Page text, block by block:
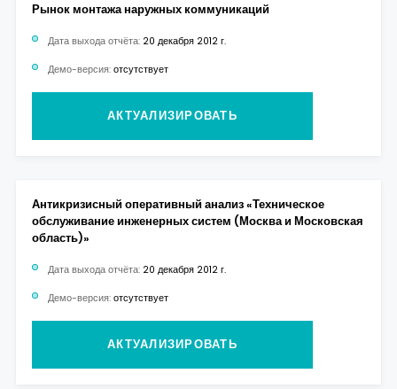
Рынок монтажа наружных коммуникаций
Дата выхода отчёта: 20 декабря 2012 г.
Демо-версия: отсутствует
АКТУАЛИЗИРОВАТЬ
Антикризисный оперативный анализ «Техническое
обслуживание инженерных систем (Москва и Московская
область)»
Дата выхода отчёта: 20 декабря 2012 г.
Демо-версия: отсутствует
АКТУАЛИЗИРОВАТЬ